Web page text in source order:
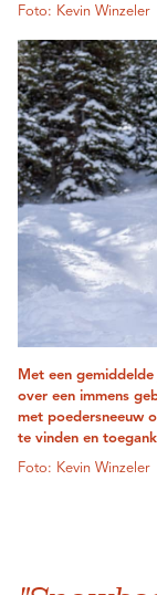
Foto: Kevin Winzeler
Met een
over een immens
met poedersneeuw
te vinden en
Foto: Kevin Winzeler